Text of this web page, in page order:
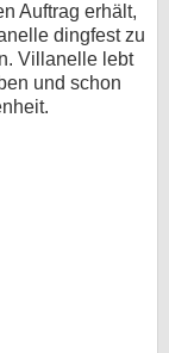
Auftrag erhält,
dingfest zu
Villanelle lebt
und schon